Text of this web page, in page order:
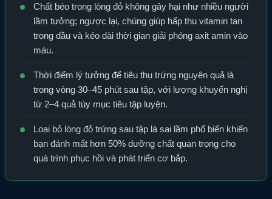
Chất béo trong lòng đỏ không gây hại như nhiều người
lầm tưởng; ngược lại, chúng giúp hấp thu vitamin tan
trong dầu và kéo dài thời gian giải phóng axit amin vào
máu.
Thời điểm lý tưởng để tiêu thụ trứng nguyên quả là
trong vòng 30–45 phút sau tập, với lượng khuyến nghị
từ 2–4 quả tùy mục tiêu tập luyện.
Loại bỏ lòng đỏ trứng sau tập là sai lầm phổ biến khiến
bạn đánh mất hơn 50% dưỡng chất quan trọng cho
quá trình phục hồi và phát triển cơ bắp.